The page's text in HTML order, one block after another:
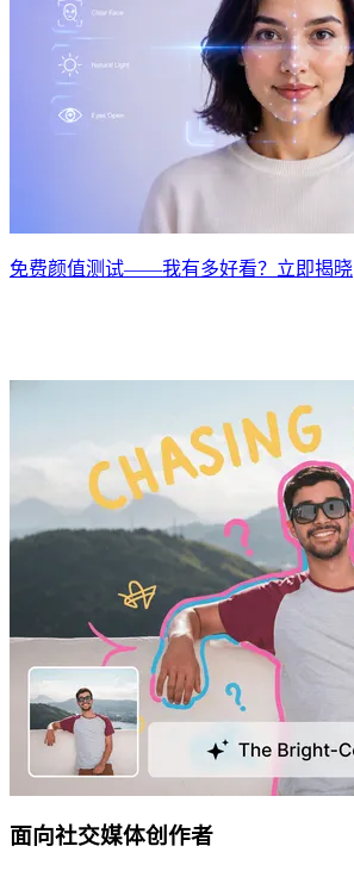
免费颜值测试——我有多好看？立即揭晓
面向社交媒体创作者